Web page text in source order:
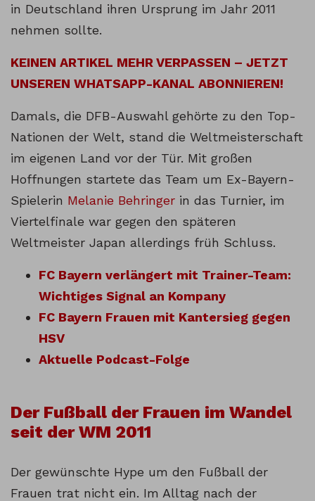
in Deutschland ihren Ursprung im Jahr 2011
nehmen sollte.
KEINEN ARTIKEL MEHR VERPASSEN – JETZT
UNSEREN WHATSAPP-KANAL ABONNIEREN!
Damals, die DFB-Auswahl gehörte zu den Top-
Nationen der Welt, stand die Weltmeisterschaft
im eigenen Land vor der Tür. Mit großen
Hoffnungen startete das Team um Ex-Bayern-
Spielerin Melanie Behringer in das Turnier, im
Viertelfinale war gegen den späteren
Weltmeister Japan allerdings früh Schluss.
FC Bayern verlängert mit Trainer-Team:
Wichtiges Signal an Kompany
FC Bayern Frauen mit Kantersieg gegen
HSV
Aktuelle Podcast-Folge
Der Fußball der Frauen im Wandel
seit der WM 2011
Der gewünschte Hype um den Fußball der
Frauen trat nicht ein. Im Alltag nach der